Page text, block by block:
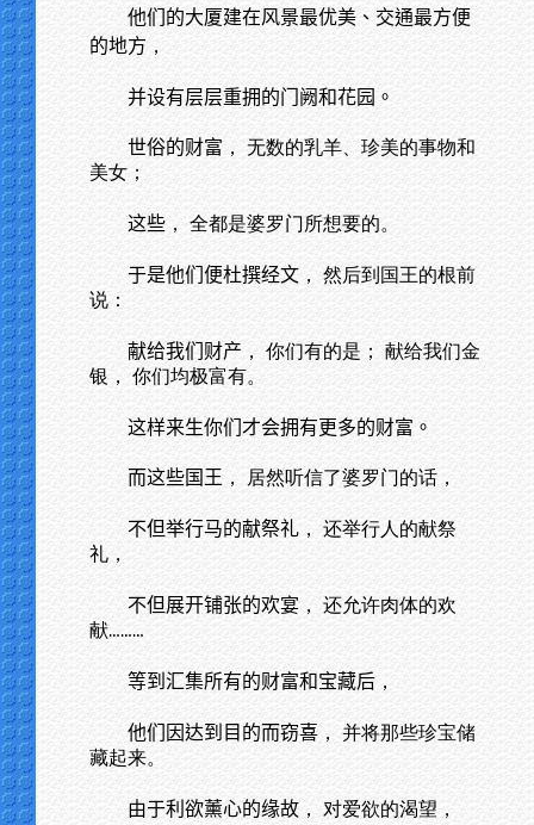
他们的大厦建在风景最优美、交通最方便
的地方 ，
并设有层层重拥的门阙和花园。
世俗的财富， 无数的乳羊、珍美的事物和
美女；
这些， 全都是婆罗门所想要的。
于是他们便杜撰经文 ， 然后到国王的根前
说：
献给我们财产 ， 你们有的是； 献给我们金
银， 你们均极富有。
这样来生你们才会拥有更多的财富。
而这些国王， 居然听信了婆罗门的话，
不但举行马的献祭礼 ， 还举行人的献祭
礼，
不但展开铺张的欢宴 ， 还允许肉体的欢
献………
等到汇集所有的财富和宝藏后 ，
他们因达到目的而窃喜 ， 并将那些珍宝储
藏起来。
由于利欲薰心的缘故 ， 对爱欲的渴望，